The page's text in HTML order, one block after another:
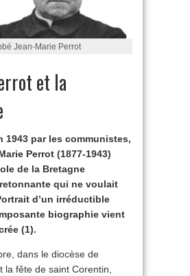
Jean-Marie Perrot
et la
1943 par les communistes,
Perrot (1877-1943)
de la Bretagne
qui ne voulait
d’un irréductible
biographie vient
(1).
dans le diocèse de
la fête de saint Corentin,